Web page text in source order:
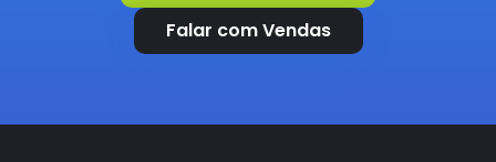
Falar com Vendas